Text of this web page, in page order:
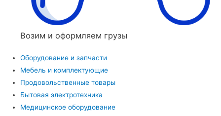
Возим и оформляем грузы
Оборудование и запчасти
Мебель и комплектующие
Продовольственные товары
Бытовая электротехника
Медицинское оборудование